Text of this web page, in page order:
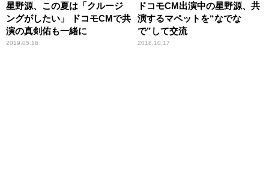
星野源、この夏は「クルージ
ングがしたい」 ドコモCMで共
演の真剣佑も一緒に
2019.05.16
ドコモCM出演中の星野源、共
演するマペットを“なでな
で”して交流
2018.10.17